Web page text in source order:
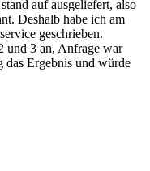
auf ausgeliefert, also
Deshalb habe ich am
geschrieben.
und 3 an, Anfrage war
Ergebnis und würde